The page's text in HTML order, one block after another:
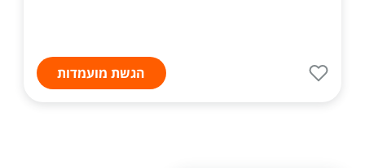
הגשת מועמדות